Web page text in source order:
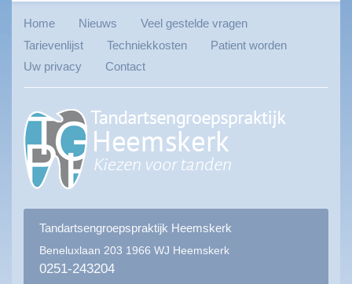
Home Nieuws
Veel gestelde vragen
Tarievenlijst
Techniekkosten
Patient worden
Uw privacy
Contact
Tandartsengroepspraktijk Heemskerk
Beneluxlaan 203 1966 WJ Heemskerk
0251-243204